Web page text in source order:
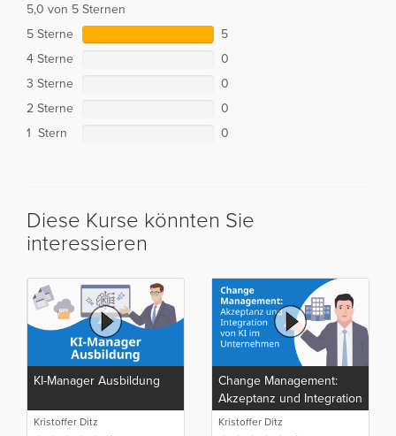
5,0 von 5 Sternen
5 Sterne
5
4 Sterne
0
3 Sterne
0
2 Sterne
0
1 Stern
0
Diese Kurse könnten Sie
interessieren
KI-Manager Ausbildung
Kristoffer Ditz
Change Management:
Akzeptanz und Integration
von KI im Unternehmen
Kristoffer Ditz